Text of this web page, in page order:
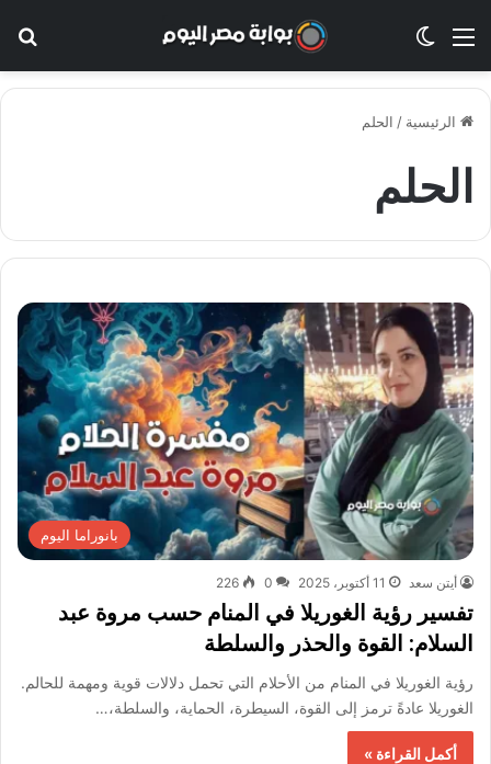
القائمة الوضع المظلم
الرئيسية / الحلم
الحلم
بانوراما اليوم
أيتن سعد 11 أكتوبر، 2025 0
226
تفسير رؤية الغوريلا في المنام حسب مروة عبد
السلام: القوة والحذر والسلطة
رؤية الغوريلا في المنام من الأحلام التي تحمل دلالات قوية ومهمة للحالم.
الغوريلا عادةً ترمز إلى القوة، السيطرة، الحماية، والسلطة،…
أكمل القراءة »